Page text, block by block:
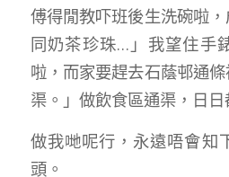
傅得閒教吓班後生洗碗啦
同奶茶珍珠…」我望住手
啦，而家要趕去石蔭邨通
渠。」做飲食區通渠，日日
做我哋呢行，永遠唔會知
頭。